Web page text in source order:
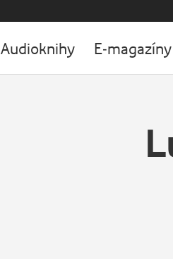
Audioknihy E-magazíny